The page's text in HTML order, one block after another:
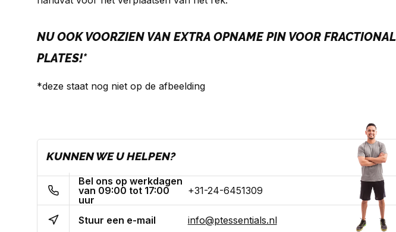
NU OOK VOORZIEN VAN EXTRA OPNAME PIN VOOR FRACTIONAL
PLATES!*
*deze staat nog niet op de afbeelding
KUNNEN WE U HELPEN?
Bel ons op werkdagen
van 09:00 tot 17:00
uur
+31-24-6451309
Stuur een e-mail info@ptessentials.nl